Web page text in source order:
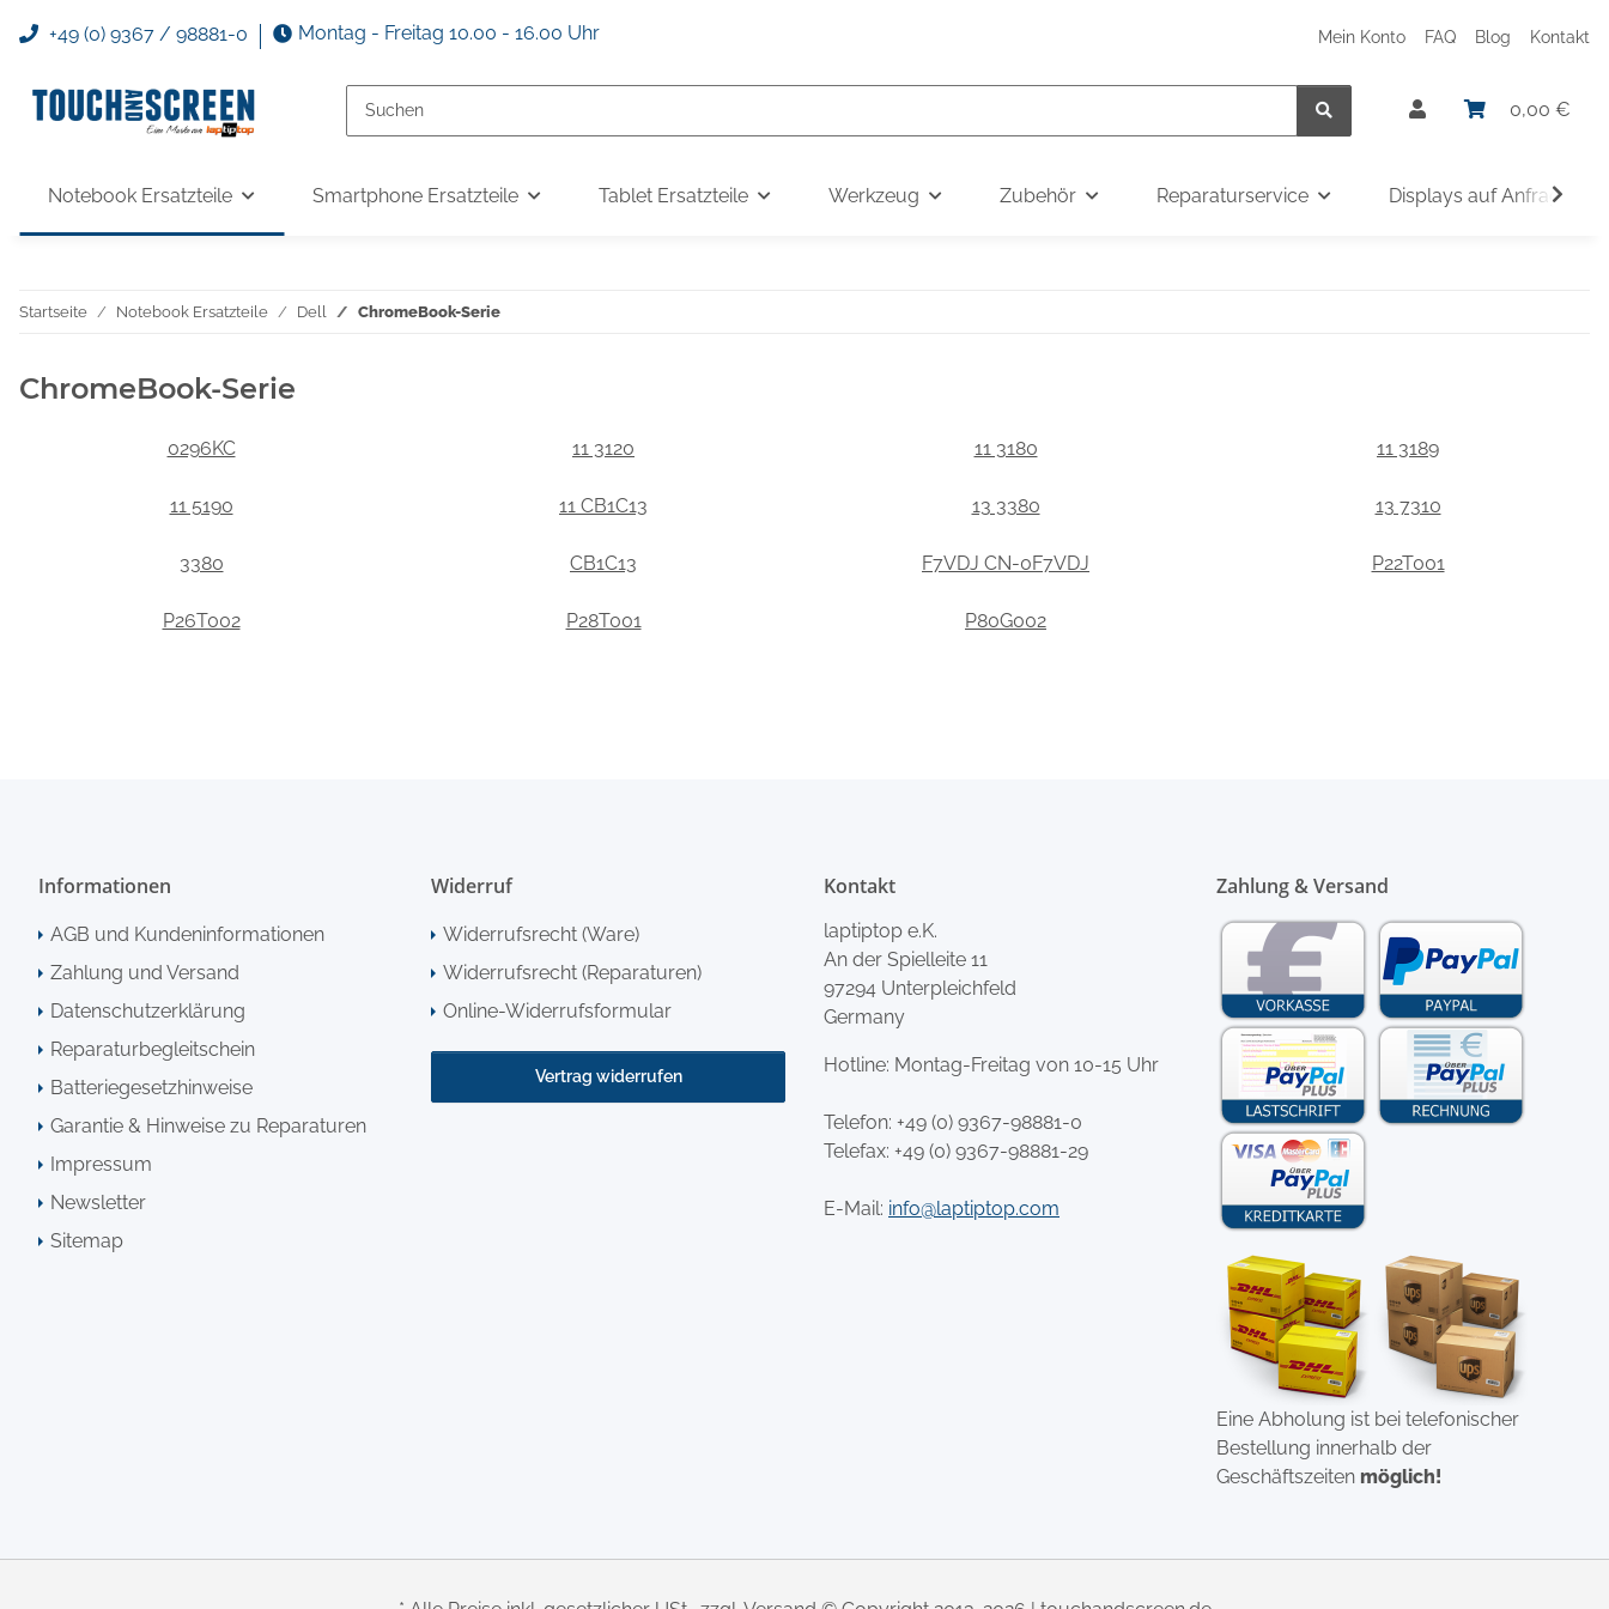
+49 (0) 9367 / 98881-0 Montag - Freitag 10.00 - 16.00 Uhr Mein Konto FAQ Blog Kontakt
0,00 €
Notebook Ersatzteile Smartphone Ersatzteile Tablet Ersatzteile Werkzeug Zubehör Reparaturservice Displays auf Anfrage
Startseite Notebook Ersatzteile Dell ChromeBook-Serie
ChromeBook-Serie
0296KC 11 3120 11 3180 11 3189
11 5190 11 CB1C13 13 3380 13 7310
3380 CB1C13 F7VDJ CN-0F7VDJ P22T001
P26T002 P28T001 P80G002
Informationen
AGB und Kundeninformationen
Zahlung und Versand
Datenschutzerklärung
Reparaturbegleitschein
Batteriegesetzhinweise
Garantie & Hinweise zu Reparaturen
Impressum
Newsletter
Sitemap
Widerruf
Widerrufsrecht (Ware)
Widerrufsrecht (Reparaturen)
Online-Widerrufsformular
Vertrag widerrufen
Kontakt
laptiptop e.K.
An der Spielleite 11
97294 Unterpleichfeld
Germany
Hotline: Montag-Freitag von 10-15 Uhr
Telefon: +49 (0) 9367-98881-0
Telefax: +49 (0) 9367-98881-29
E-Mail: info@laptiptop.com
Zahlung & Versand
Eine Abholung ist bei telefonischer
Bestellung innerhalb der
Geschäftszeiten möglich!